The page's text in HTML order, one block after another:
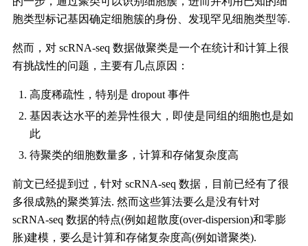
胞类型标记基因确定细胞簇的身份、发现罕见细胞类型等.
然而，对 scRNA-seq 数据做聚类是一个在统计和计算上很
有挑战性的问题，主要有几点原因：
高度稀疏性，特别是 dropout 事件
基因表达水平的差异性很大，即使是同组的细胞也是如
此
待聚类的细胞数量多，计算和存储复杂度高
前文已经提到过，针对 scRNA-seq 数据，目前已经有了很
多很成熟的聚类算法. 然而这些算法要么是没有针对
scRNA-seq 数据的特点(例如超散度(over-dispersion)和零膨
胀)建模，要么是计算和存储复杂度高(例如谱聚类).